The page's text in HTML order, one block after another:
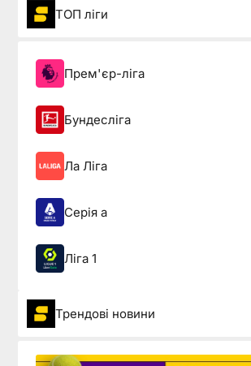
ТОП ліги
Прем'єр-ліга
Бундесліга
Ла Ліга
Серія а
Ліга 1
Трендові новини